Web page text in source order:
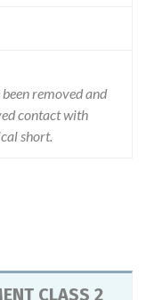
removed and
contact with
short.
CLASS 2